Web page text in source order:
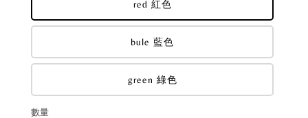
red 紅色
bule 藍色
green 綠色
數量